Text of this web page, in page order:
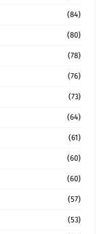
(84)
(80)
(78)
(76)
(73)
(64)
(61)
(60)
(60)
(57)
(53)